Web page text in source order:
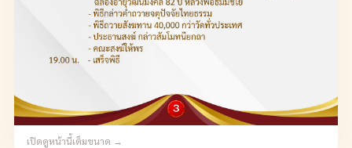
เปิดดูหน้านี้เต็มขนาด →